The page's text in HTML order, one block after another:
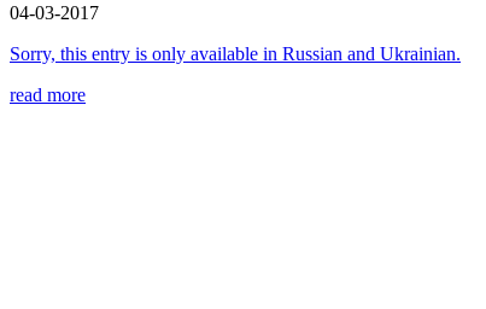
04-03-2017
Sorry, this entry is only available in Russian and Ukrainian.
read more